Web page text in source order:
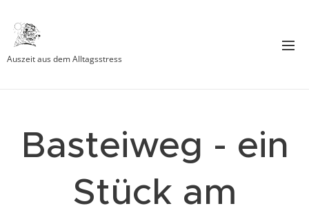
Auszeit aus dem Alltagsstress
Basteiweg - ein
Stück am